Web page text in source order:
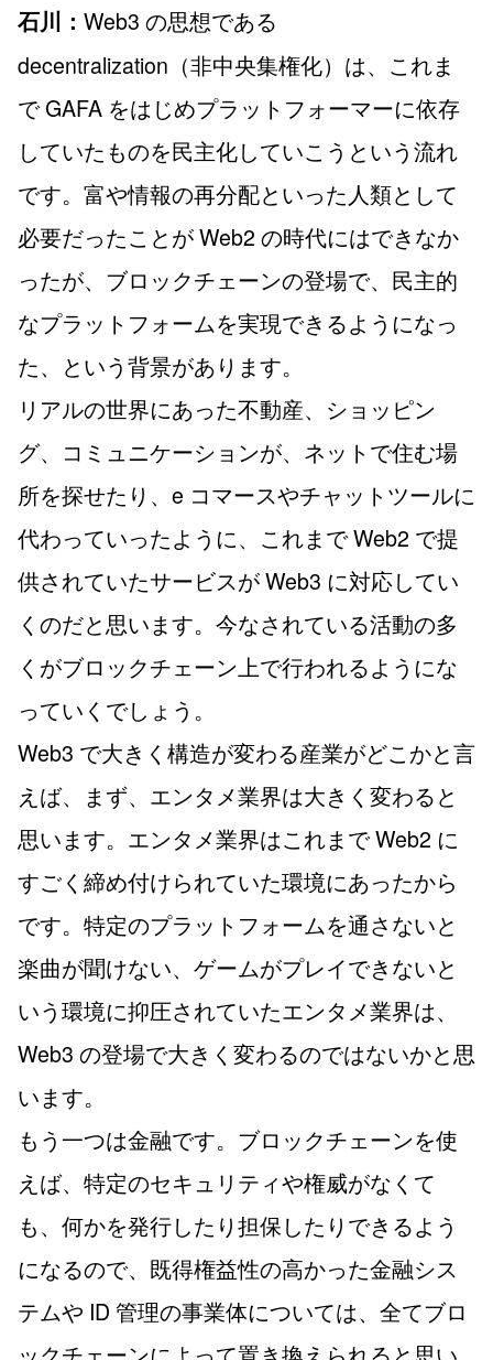
石川： Web3 の思想である
decentralization（非中央集権化）は、これま
で GAFA をはじめプラットフォーマーに依存
していたものを民主化していこうという流れ
です。富や情報の再分配といった人類として
必要だったことが Web2 の時代にはできなか
ったが、ブロックチェーンの登場で、民主的
なプラットフォームを実現できるようになっ
た、という背景があります。
リアルの世界にあった不動産、ショッピン
グ、コミュニケーションが、ネットで住む場
所を探せたり、e コマースやチャットツールに
代わっていったように、これまで Web2 で提
供されていたサービスが Web3 に対応してい
くのだと思います。今なされている活動の多
くがブロックチェーン上で行われるようにな
っていくでしょう。
Web3 で大きく構造が変わる産業がどこかと言
えば、まず、エンタメ業界は大きく変わると
思います。エンタメ業界はこれまで Web2 に
すごく締め付けられていた環境にあったから
です。特定のプラットフォームを通さないと
楽曲が聞けない、ゲームがプレイできないと
いう環境に抑圧されていたエンタメ業界は、
Web3 の登場で大きく変わるのではないかと思
います。
もう一つは金融です。ブロックチェーンを使
えば、特定のセキュリティや権威がなくて
も、何かを発行したり担保したりできるよう
になるので、既得権益性の高かった金融シス
テムや ID 管理の事業体については、全てブロ